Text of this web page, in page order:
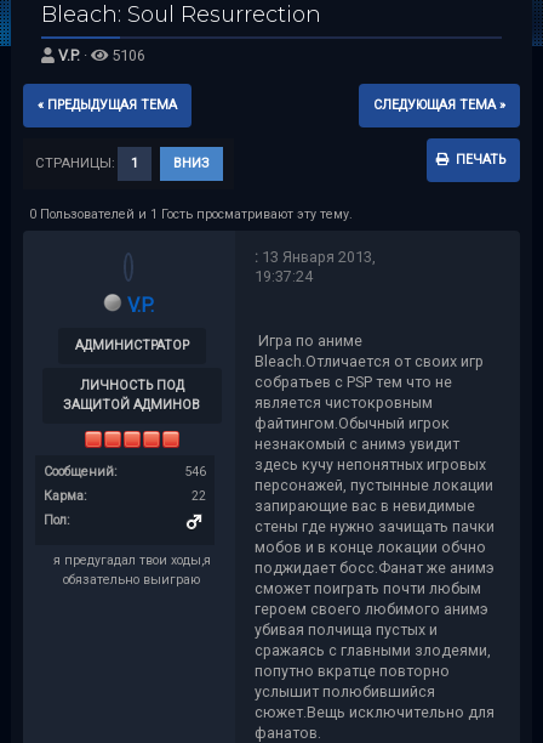
Bleach: Soul Resurrection
V.P.· 5106
« ПРЕДЫДУЩАЯ ТЕМА СЛЕДУЮЩАЯ ТЕМА »
ПЕЧАТЬ
СТРАНИЦЫ: 1 ВНИЗ
0 Пользователей и 1 Гость просматривают эту тему.
V.P.
АДМИНИСТРАТОР
ЛИЧНОСТЬ ПОД
ЗАЩИТОЙ АДМИНОВ
Сообщений:
546
Карма:
22
Пол:
я предугадал твои ходы,я
обязательно выиграю
:13 Января 2013,
19:37:24
Игра по аниме
Bleach.Отличается от своих игр
собратьев с PSP тем что не
является чистокровным
файтингом.Обычный игрок
незнакомый с анимэ увидит
здесь кучу непонятных игровых
персонажей, пустынные локации
запирающие вас в невидимые
стены где нужно зачищать пачки
мобов и в конце локации обчно
поджидает босс.Фанат же анимэ
сможет поиграть почти любым
героем своего любимого анимэ
убивая полчища пустых и
сражаясь с главными злодеями,
попутно вкратце повторно
услышит полюбившийся
сюжет.Вещь исключительно для
фанатов.